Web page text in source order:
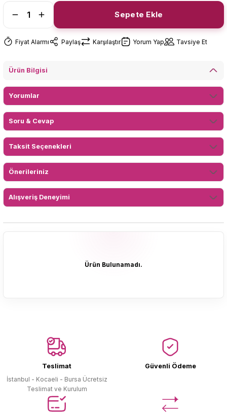
Sepete Ekle
Fiyat Alarmı Paylaş Karşılaştır Yorum Yap Tavsiye Et
Ürün Bilgisi
Yorumlar
Soru & Cevap
Taksit Seçenekleri
Önerileriniz
Alışveriş Deneyimi
Ürün Bulunamadı.
Teslimat
İstanbul - Kocaeli - Bursa Ücretsiz
Teslimat ve Kurulum
Güvenli Ödeme